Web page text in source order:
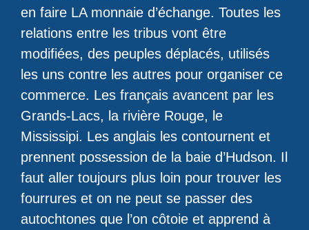
en faire LA monnaie d’échange. Toutes les
relations entre les tribus vont être
modifiées, des peuples déplacés, utilisés
les uns contre les autres pour organiser ce
commerce. Les français avancent par les
Grands-Lacs, la rivière Rouge, le
Mississipi. Les anglais les contournent et
prennent possession de la baie d’Hudson. Il
faut aller toujours plus loin pour trouver les
fourrures et on ne peut se passer des
autochtones que l’on côtoie et apprend à